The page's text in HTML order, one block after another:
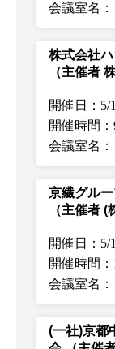
会議室名：
株式会社
（主催者
開催日：5/
開催時間：
会議室名：
京繊グル
（主催者 (
開催日：5/
開催時間：
会議室名：
(一社)京都